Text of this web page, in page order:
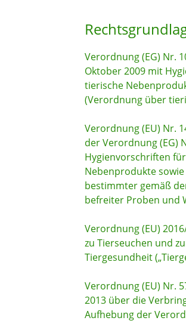
Verordnung (EG) Nr.
Oktober 2009 mit
tierische
(Verordnung über
Verordnung (EU) Nr.
der Verordnung (EG)
Hygienvorschriften
Nebenprodukte
bestimmter gemäß
befreiter Proben und
Verordnung (EU)
zu Tierseuchen und
Tiergesundheit
Verordnung (EU) Nr.
2013 über die
Aufhebung der